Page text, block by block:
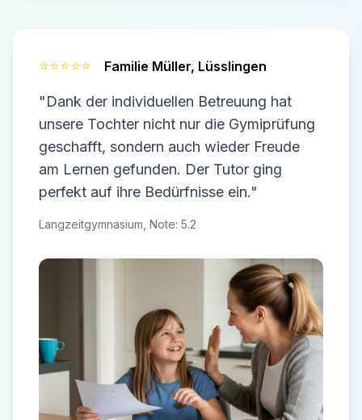
⭐⭐⭐⭐⭐ Familie Müller, Lüsslingen
"Dank der individuellen Betreuung hat
unsere Tochter nicht nur die Gymiprüfung
geschafft, sondern auch wieder Freude
am Lernen gefunden. Der Tutor ging
perfekt auf ihre Bedürfnisse ein."
Langzeitgymnasium, Note: 5.2